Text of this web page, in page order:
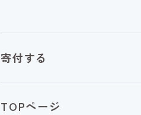
寄付する
TOPページ